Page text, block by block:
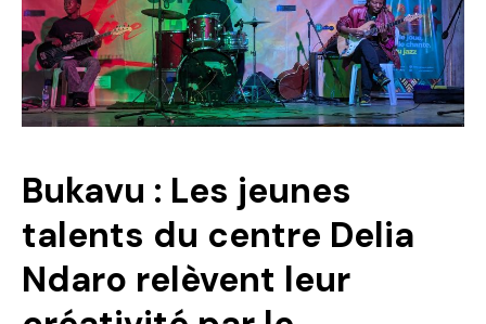
Politique
Technologies
Entreprenariat
Bukavu : Les jeunes
talents du centre Delia
Ndaro relèvent leur